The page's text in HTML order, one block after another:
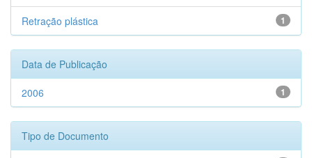
1
Retração plástica
Data de Publicação
1
2006
Tipo de Documento